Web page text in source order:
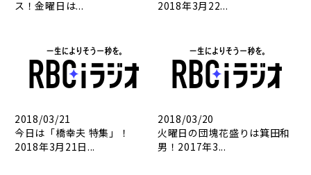
ス！金曜日は... 2018年3月22...
2018/03/21
今日は「橋幸夫 特集」！
2018年3月21日...
2018/03/20
火曜日の団塊花盛りは箕田和
男！2017年3...